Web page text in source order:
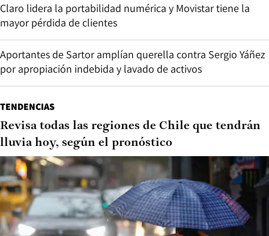
Claro lidera la portabilidad numérica y Movistar tiene la
mayor pérdida de clientes
Aportantes de Sartor amplían querella contra Sergio Yáñez
por apropiación indebida y lavado de activos
TENDENCIAS
Revisa todas las regiones de Chile que tendrán
lluvia hoy, según el pronóstico